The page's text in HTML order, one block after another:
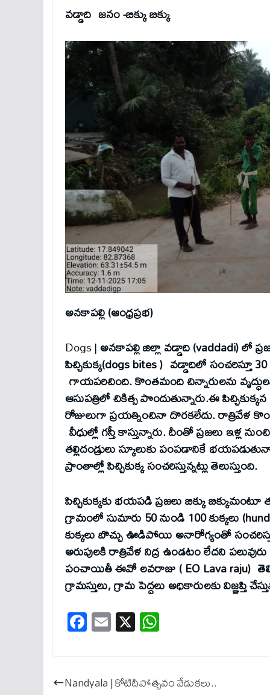
వడ్డాది జనం -బిక్కు బిక్కు
అనకాపల్లి (ఆంధ్రప్రభ)
Dogs |అనకాపల్లి జిల్లా వడ్డాది (vaddadi) లో
పిచ్చికుక్క(dogs bites ) వడ్డాదిలో సంచరిస్తూ
గాయపరిచింది. కొంతమంది చిన్నారులను
ఆసుపత్రిలో చికిత్స పొందుతున్నారు.ఈ
రోజులుగా ప్రయత్నించినా దొరకలేదు. రాత్రివేళ
వీధుల్లో గస్తీ కాస్తున్నారు. దీంతో ప్రజలు
తల్లిదండ్రులు స్కూలుకు పంపడానికే
ప్రాంతాల్లో పిచ్చికుక్క సంచరిస్తున్నట్లు తెలుస్తుంది.
పిచ్చికుక్కకు భయపడి ప్రజలు బిక్కు
గ్రామంలో సుమారు 50 నుండి 100 కుక్కలు
కుక్కలు బొచ్చు ఊడిపోయి అనారోగ్యంతో
అరుపులకి రాత్రివేళ నిద్ర ఉండటం లేదని
పంచాయితీ ఈవో లవరాజు ( EO Lava raju)
గ్రామస్తులు, గ్రామ పెద్దలు అధికారులకు విజ్ఞప్తి
Fa
ce
ok
E
m
X
A
Nandyala | కోటిదీపోత్సవం వేడుకలు..